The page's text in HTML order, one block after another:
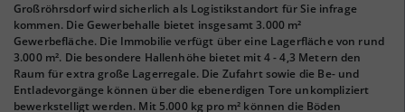
Großröhrsdorf wird sicherlich als Logistikstandort für Sie infrage
kommen. Die Gewerbehalle bietet insgesamt 3.000 m²
Gewerbefläche. Die Immobilie verfügt über eine Lagerfläche von rund
3.000 m². Die besondere Hallenhöhe bietet mit 4 - 4,3 Metern den
Raum für extra große Lagerregale. Die Zufahrt sowie die Be- und
Entladevorgänge können über die ebenerdigen Tore unkompliziert
bewerkstelligt werden. Mit 5.000 kg pro m² können die Böden